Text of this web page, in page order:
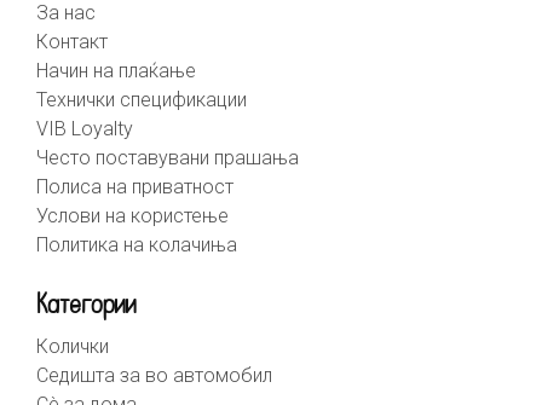
За нас
Контакт
Начин на плаќање
Технички спецификации
VIB Loyalty
Често поставувани прашања
Полиса на приватност
Услови на користење
Политика на колачиња
Категории
Колички
Седишта за во автомобил